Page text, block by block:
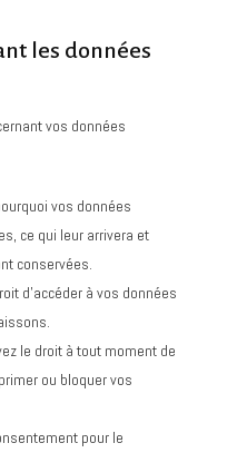
les données
vos données
vos données
ce qui leur arrivera et
conservées.
d’accéder à vos données
le droit à tout moment de
ou bloquer vos
pour le